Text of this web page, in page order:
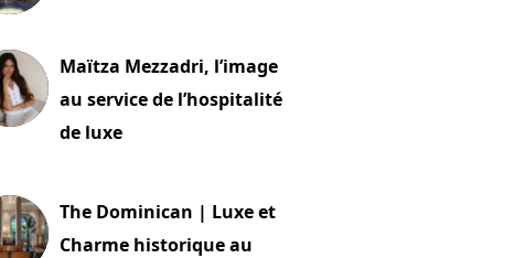
Maïtza Mezzadri, l’image
au service de l’hospitalité
de luxe
The Dominican | Luxe et
Charme historique au